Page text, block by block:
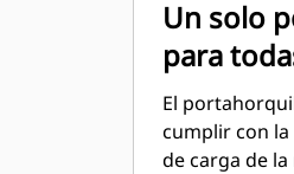
Un solo
para
de
El
cumplir con
de carga de